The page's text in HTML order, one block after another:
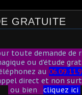
GRATUITE
toute demande de
ou d'étude
au
direct et non
ou bien cliquez ici